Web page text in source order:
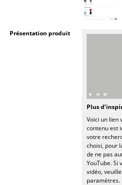
Tables de chevet et
... voir tous les lits
Figurines & Miniatures
Accessoires de bureau
Présentation produit
Plus
Voici un lien
contenu est
votre
choisi, pour
de ne pas
YouTube. Si
vidéo,
paramètres.